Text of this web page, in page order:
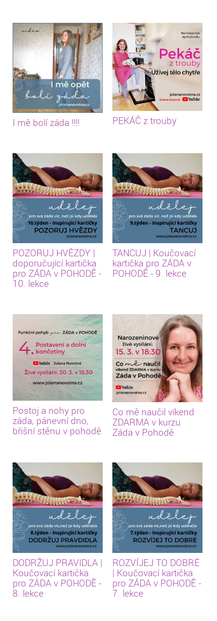
I mě bolí záda !!!! PEKÁČ z trouby
POZORUJ HVĚZDY |
doporučující kartička
pro ZÁDA v POHODĚ -
10. lekce
TANCUJ | Koučovací
kartička pro ZÁDA v
POHODĚ - 9. lekce
Postoj a nohy pro
záda, pánevní dno,
břišní stěnu v pohodě
Co mě naučil víkend
ZDARMA v kurzu
Záda v Pohodě
DODRŽUJ PRAVIDLA |
Koučovací kartička
pro ZÁDA v POHODĚ -
8. lekce
ROZVÍJEJ TO DOBRÉ
| Koučovací kartička
pro ZÁDA v POHODĚ -
7. lekce